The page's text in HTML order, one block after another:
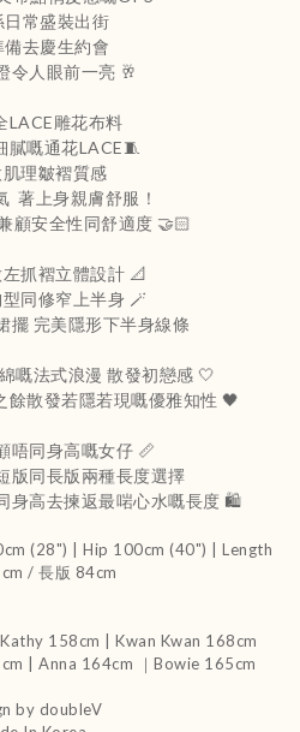
日常盛裝出街
備去慶生約會
令人眼前一亮 🥂
LACE雕花布料
膩嘅通花LACE🧵
理皺褶質感
著上身親膚舒服！
顧安全性同舒適度 🤝🏻
抓褶立體設計 📐
同修窄上半身 🪄
擺 完美隱形下半身線條
嘅法式浪漫 散發初戀感 🤍
餘散發若隱若現嘅優雅知性 🖤
唔同身高嘅女仔 📏
版同長版兩種長度選擇
身高去揀返最啱心水嘅長度 🛍️
(28") | Hip 100cm (40") | Length
/ 長版 84cm
158cm |Kwan Kwan 168cm
| Anna 164cm ｜Bowie 165cm
by doubleV